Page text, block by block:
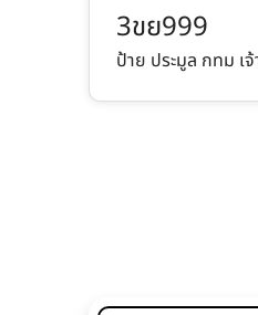
3ขย999
ป้าย ประมูล กทม เ